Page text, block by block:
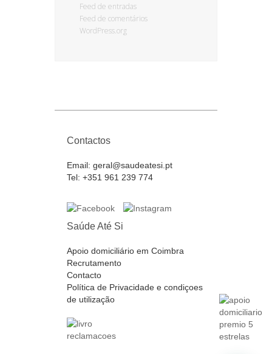
Feed de entradas
Feed de comentários
WordPress.org
Contactos
Email: geral@saudeatesi.pt
Tel: +351 961 239 774
Saúde Até Si
Apoio domiciliário em Coimbra
Recrutamento
Contacto
Política de Privacidade e condiçoes
de utilização